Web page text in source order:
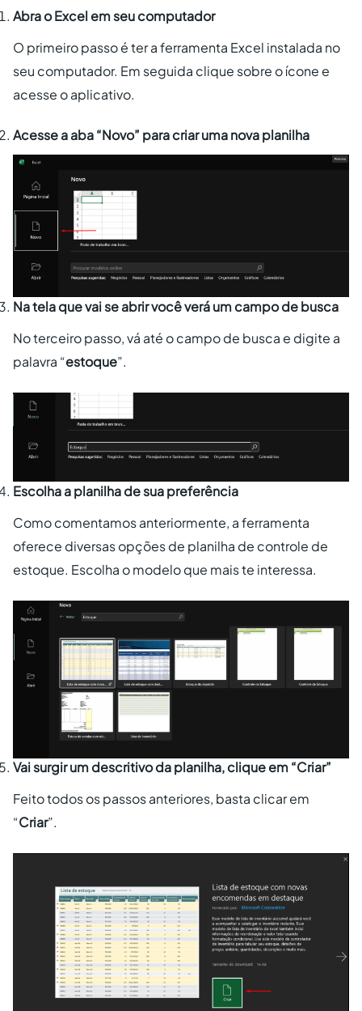
Abra o Excel em seu computador
O primeiro passo é ter a ferramenta Excel instalada no
seu computador. Em seguida clique sobre o ícone e
acesse o aplicativo.
Acesse a aba “Novo” para criar uma nova planilha
Na tela que vai se abrir você verá um campo de busca
No terceiro passo, vá até o campo de busca e digite a
palavra “estoque”.
Escolha a planilha de sua preferência
Como comentamos anteriormente, a ferramenta
oferece diversas opções de planilha de controle de
estoque. Escolha o modelo que mais te interessa.
Vai surgir um descritivo da planilha, clique em “Criar”
Feito todos os passos anteriores, basta clicar em
“Criar”.